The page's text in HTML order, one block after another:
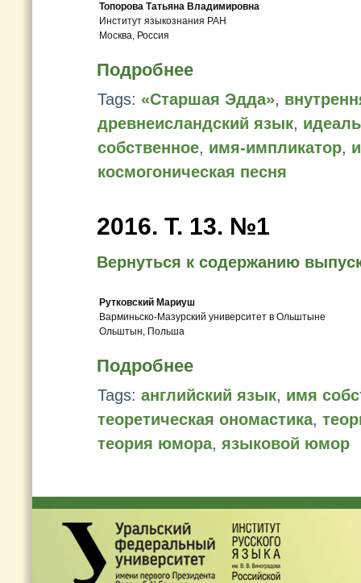
Топорова Татьяна Владимировна
Институт языкознания РАН
Москва, Россия
Подробнее
Tags: «Старшая Эдда»,
древнеисландский язык,
собственное, имя-импликатор,
космогоническая песня
2016. T. 13. №1
Вернуться к содержанию
Рутковский Мариуш
Варминьско-Мазурский университет в Ольштыне
Ольштын, Польша
Подробнее
Tags: английский язык, имя
теоретическая ономастика,
теория юмора, языковой юмор